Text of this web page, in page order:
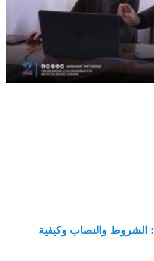
حكم زكاة الذهب عيار 18: الشروط والنصاب وكيفية